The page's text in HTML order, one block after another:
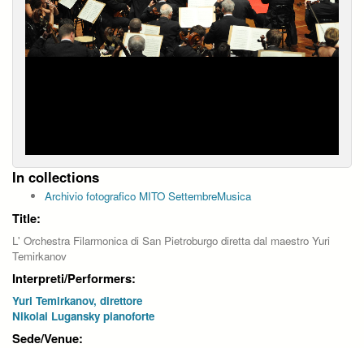
In collections
Archivio fotografico MITO SettembreMusica
Title:
L' Orchestra Filarmonica di San Pietroburgo diretta dal maestro Yuri
Temirkanov
Interpreti/Performers:
Yuri Temirkanov, direttore
Nikolai Lugansky pianoforte
Sede/Venue: